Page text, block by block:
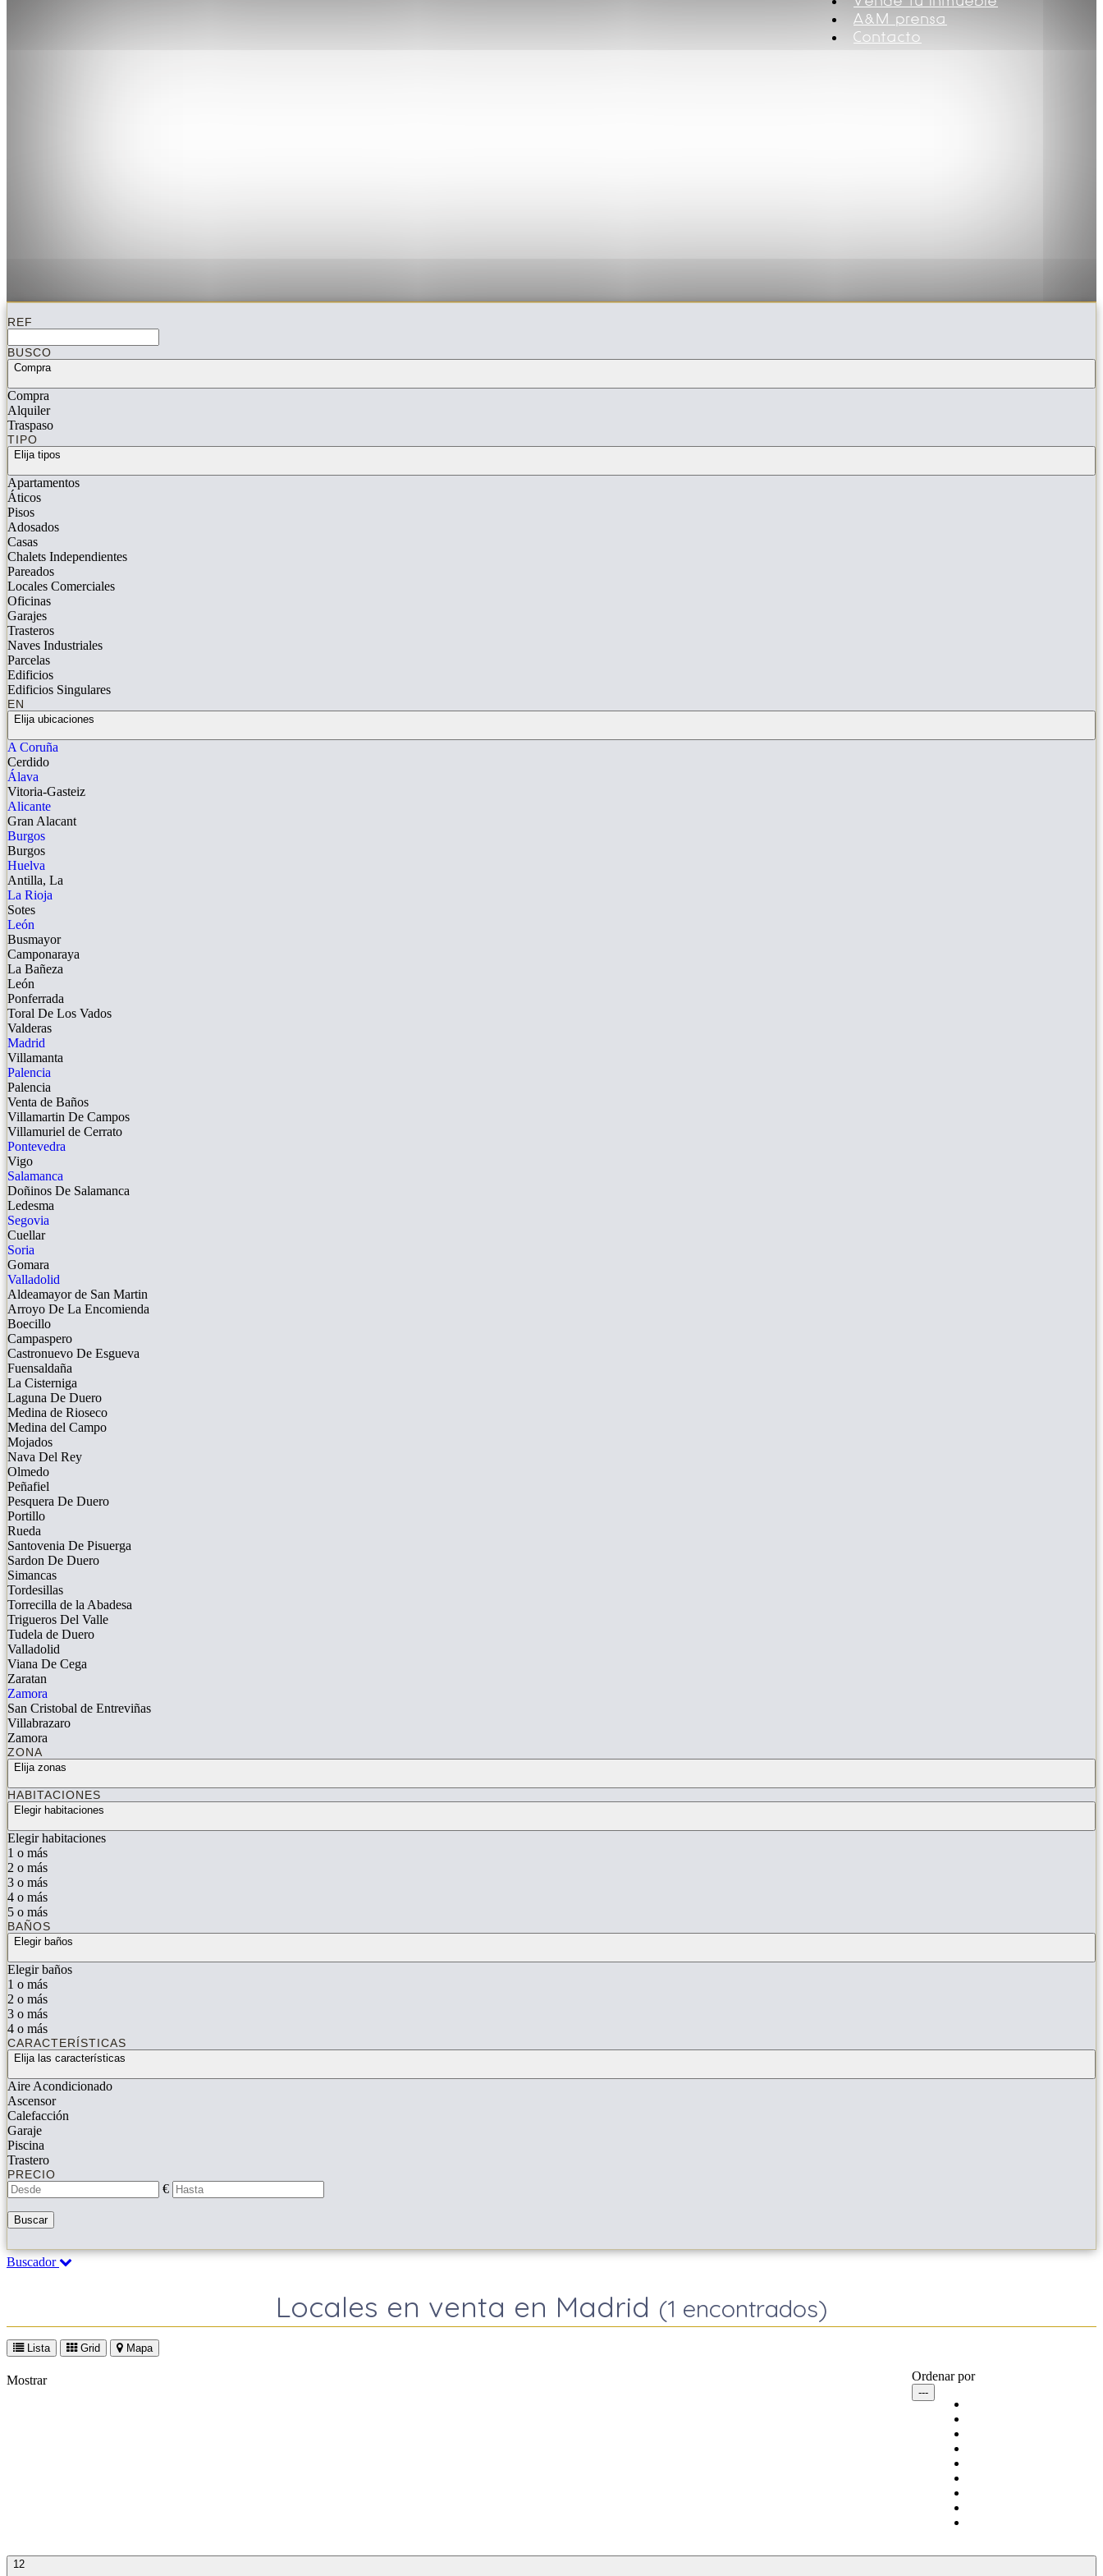
A&M prensa
Contacto
REF
BUSCO
Compra
Compra
Alquiler
Traspaso
TIPO
Elija tipos
Apartamentos
Áticos
Pisos
Adosados
Casas
Chalets Independientes
Pareados
Locales Comerciales
Oficinas
Garajes
Trasteros
Naves Industriales
Parcelas
Edificios
Edificios Singulares
EN
Elija ubicaciones
A Coruña
Cerdido
Álava
Vitoria-Gasteiz
Alicante
Gran Alacant
Burgos
Burgos
Huelva
Antilla, La
La Rioja
Sotes
León
Busmayor
Camponaraya
La Bañeza
León
Ponferrada
Toral De Los Vados
Valderas
Madrid
Villamanta
Palencia
Palencia
Venta de Baños
Villamartin De Campos
Villamuriel de Cerrato
Pontevedra
Vigo
Salamanca
Doñinos De Salamanca
Ledesma
Segovia
Cuellar
Soria
Gomara
Valladolid
Aldeamayor de San Martin
Arroyo De La Encomienda
Boecillo
Campaspero
Castronuevo De Esgueva
Fuensaldaña
La Cisterniga
Laguna De Duero
Medina de Rioseco
Medina del Campo
Mojados
Nava Del Rey
Olmedo
Peñafiel
Pesquera De Duero
Portillo
Rueda
Santovenia De Pisuerga
Sardon De Duero
Simancas
Tordesillas
Torrecilla de la Abadesa
Trigueros Del Valle
Tudela de Duero
Valladolid
Viana De Cega
Zaratan
Zamora
San Cristobal de Entreviñas
Villabrazaro
Zamora
ZONA
Elija zonas
HABITACIONES
Elegir habitaciones
Elegir habitaciones
1 o más
2 o más
3 o más
4 o más
5 o más
BAÑOS
Elegir baños
Elegir baños
1 o más
2 o más
3 o más
4 o más
CARACTERÍSTICAS
Elija las características
Aire Acondicionado
Ascensor
Calefacción
Garaje
Piscina
Trastero
PRECIO
€
Buscar
Buscador
Locales en venta en Madrid (1 encontrados)
Lista Grid Mapa
Ordenar por
---
Mostrar
12